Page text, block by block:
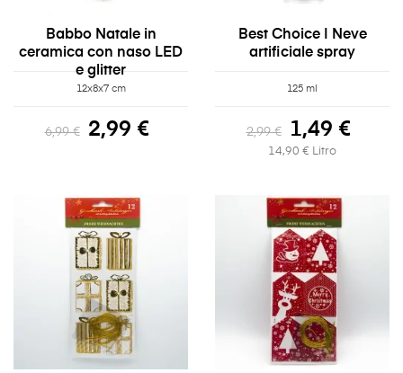
Babbo Natale in
ceramica con naso LED
e glitter
12x8x7 cm
6,99 € 2,99 €
Best Choice | Neve
artificiale spray
125 ml
2,99 € 1,49 €
14,90 € Litro